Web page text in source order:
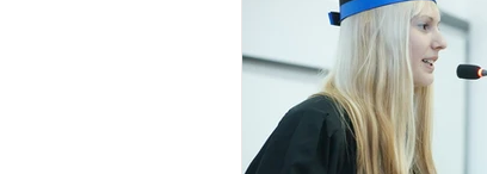
Немецкий язык Виза
Школа Поступление